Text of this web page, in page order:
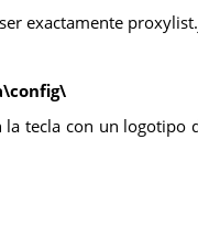
exactamente
tecla con un logotipo